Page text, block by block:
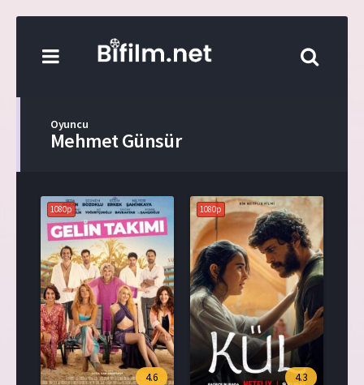
Oyuncu
Mehmet Günsür
1080p
4.6
1080p
4.3